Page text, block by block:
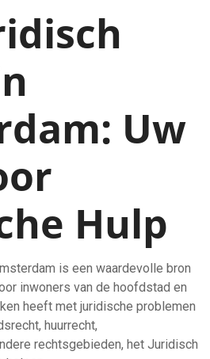
Uw
Hulp
is een waardevolle bron
inwoners van de hoofdstad en
heeft met juridische problemen
huurrecht,
rechtsgebieden, het Juridisch